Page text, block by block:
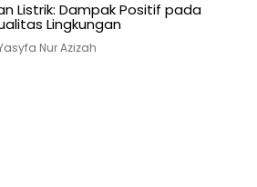
Listrik: Dampak Positif pada
Lingkungan
Nur Azizah